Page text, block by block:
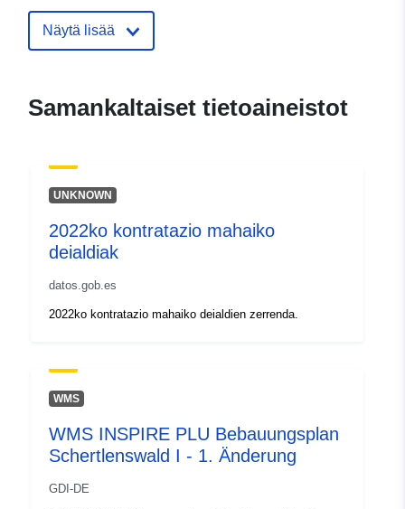
Näytä lisää
Samankaltaiset tietoaineistot
UNKNOWN
2022ko kontratazio mahaiko
deialdiak
datos.gob.es
2022ko kontratazio mahaiko deialdien zerrenda.
WMS
WMS INSPIRE PLU Bebauungsplan
Schertlenswald I - 1. Änderung
GDI-DE